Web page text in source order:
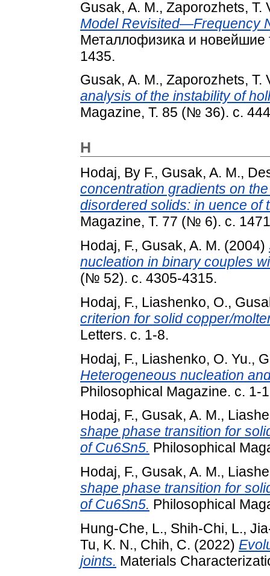
Gusak, A. M., Zaporozhets, T.
Model Revisited—Frequency
Металлофизика и новейшие
1435.
Gusak, A. M., Zaporozhets, T.
analysis of the instability of
Magazine, Т. 85 (№ 36). с.
H
Hodaj, By F., Gusak, A. M.,
concentration gradients on
disordered solids: in uence of
Magazine, Т. 77 (№ 6). с.
Hodaj, F., Gusak, A. M. (2004)
nucleation in binary couples
(№ 52). с. 4305-4315.
Hodaj, F., Liashenko, O.,
criterion for solid copper/
Letters. с. 1-8.
Hodaj, F., Liashenko, O. Yu.,
Heterogeneous nucleation
Philosophical Magazine. с. 1-
Hodaj, F., Gusak, A. M.,
shape phase transition for
of Cu6Sn5. Philosophical
Hodaj, F., Gusak, A. M.,
shape phase transition for
of Cu6Sn5. Philosophical
Hung-Che, L., Shih-Chi, L.,
Tu, K. N., Chih, C. (2022)
joints. Materials